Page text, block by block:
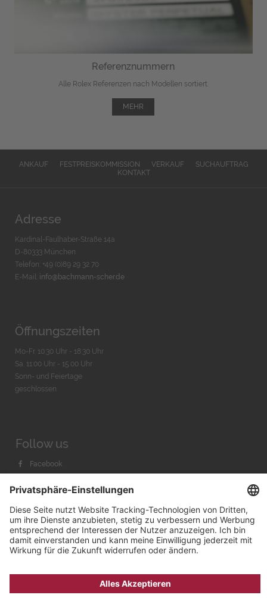
Referenznummern
Alle Rolex Referenzen nach Modellen sortiert.
MEHR
ANKAUF FESTPREISKOMMISSION VERKAUF
SUCHAUFTRAG
KONTAKT
Adresse
Kardinal-Faulhaber-Straße 14a
D-80333 München
Telefon: +49 (0)89 29 32 70
E-Mail: info@bachmann-scher.de
Öffnungszeiten
Mo-Fr. 10:30 Uhr - 18:30 Uhr
Sa. 11:00 Uhr - 15.00 Uhr
Sonn- und Feiertage
geschlossen
Follow us
Facebook
Youtube